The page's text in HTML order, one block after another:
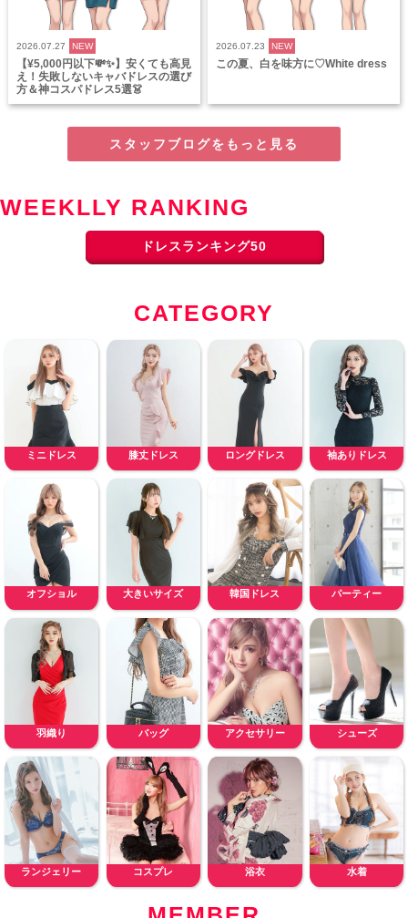
2026.07.27 NEW
【¥5,000円以下💸✨】安くても高見
え！失敗しないキャバドレスの選び
方＆神コスパドレス5選👗
2026.07.23 NEW
この夏、白を味方に♡White dress
スタッフブログをもっと見る
WEEKLLY RANKING
ドレスランキング50
CATEGORY
ミニドレス 膝丈ドレス ロングドレス 袖ありドレス
オフショル 大きいサイズ 韓国ドレス パーティー
羽織り バッグ アクセサリー シューズ
ランジェリー コスプレ 浴衣 水着